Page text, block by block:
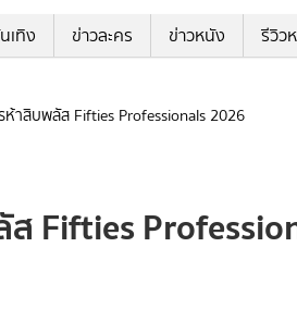
เทิง ข่าวละคร ข่าวหนัง รีวิว
าสิบพลัส Fifties Professionals 2026
Fifties